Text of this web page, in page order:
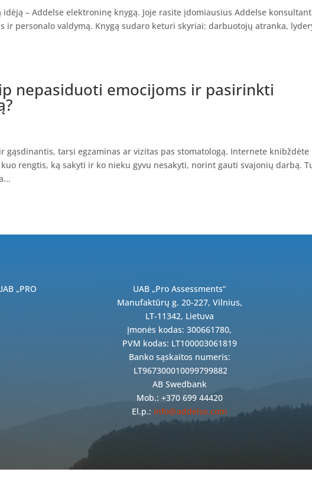
– Addelse elektroninę knygą. Joje rasite įdomiausius Addelse
ir personalo valdymą. Knygą sudaro keturi skyriai: darbuotojų atranka,
nepasiduoti emocijoms ir pasirinkti
gąsdinantis, tarsi egzaminas ar vizitas pas stomatologą. Internete knibždėte
rengtis, ką sakyti ir ko nieku gyvu nesakyti, norint gauti svajonių darbą.
„PRO
UAB „Pro Assessments“
Manufaktūrų g. 20-227, Vilnius,
LT-11342, Lietuva
Įmonės kodas: 300661780,
PVM kodas: LT100003061819
Banko sąskaitos numeris:
LT967300010099799882
AB Swedbank
Mob.: +370 699 44420
El.p.: info@addelse.com